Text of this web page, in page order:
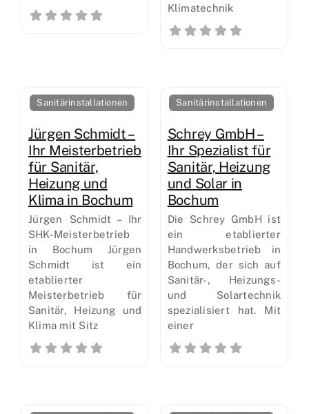
Klimatechnik
Sanitärinstallationen
Jürgen Schmidt –
Ihr Meisterbetrieb
für Sanitär,
Heizung und
Klima in Bochum
Jürgen Schmidt – Ihr
SHK-Meisterbetrieb
in Bochum Jürgen
Schmidt ist ein
etablierter
Meisterbetrieb für
Sanitär, Heizung und
Klima mit Sitz
Sanitärinstallationen
Schrey GmbH –
Ihr Spezialist für
Sanitär, Heizung
und Solar in
Bochum
Die Schrey GmbH ist
ein etablierter
Handwerksbetrieb in
Bochum, der sich auf
Sanitär-, Heizungs-
und Solartechnik
spezialisiert hat. Mit
einer